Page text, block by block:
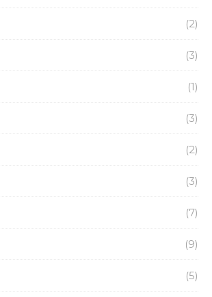
(2)
(3)
(1)
(3)
(2)
(3)
(7)
(9)
(5)